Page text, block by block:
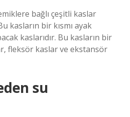
bağlı çeşitli kaslar
kasların bir kısmı ayak
kaslarıdır. Bu kasların bir
fleksör kaslar ve ekstansör
su